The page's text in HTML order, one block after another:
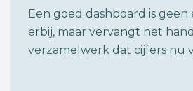
Een goed dashboard is
erbij, maar vervangt het
verzamelwerk dat cijfers nu